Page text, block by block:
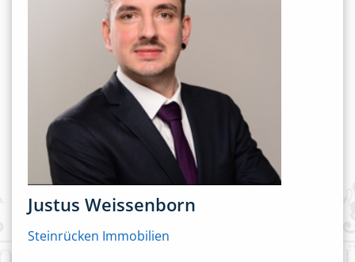
Justus Weissenborn
Steinrücken Immobilien